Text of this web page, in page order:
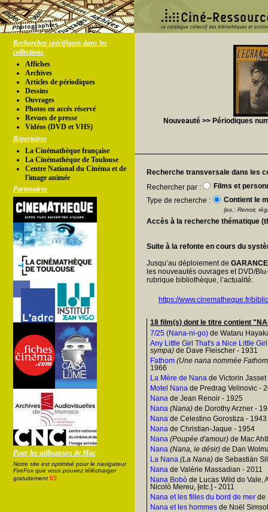
Recherches spécifiques dans les
collections
Affiches
Archives
Articles de périodiques
Dessins
Ouvrages
Photos en accés réservé
Revues de presse
Vidéos (DVD et VHS)
Répertoires
La Cinémathèque française
La Cinémathèque de Toulouse
Centre National du Cinéma et de
l'image animée
Partenaires
Pour les utilisateurs de Mac
Notre site est optimisé pour le navigateur
FireFox que vous pouvez télécharger
gratuitement ici
Nouveauté >> Périodiques
Recherche transversale dans les
Rechercher par :
Films et
Type de recherche :
Contient le
(ex.: Renoir,
Accès à la recherche thématique
Suite à la refonte en cours du
Jusqu’au déploiement de
les nouveautés ouvrages et DVD/
rubrique bibliothèque, l’actualité:
https://www.cinematheque.fr/
18 film(s) dont le titre contient
7/25 (Nana-ni-go) de Wataru
Any Little Girl That's a Nice Little Girl
sympa) de Dave Fleischer - 1931
Fathom (Une nana nommée
1966
La Mère de Nana de Victorin Jasset
Motel Nana de Predrag Velinovic -
Nana de Jean Renoir - 1925
Nana (Nana) de Dorothy Arzner -
Nana de Celestino Gorostiza - 1943
Nana de Christian-Jaque - 1954
Nana (Poupée d'amour) de Mac
Nana (Nana, le désir) de Dan
La Nana (La Nana) de Sebastián
Nana de Valérie Massadian - 2011
Nana Bobò de Lucas Wild do Vale,
Nicolò Mereu, [etc.] - 2011
Nana et les filles du bord de mer de
Nana et les hommes de Noël